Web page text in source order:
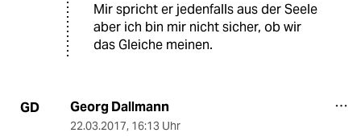
Mir spricht er jedenfalls aus der Seele
aber ich bin mir nicht sicher, ob wir
das Gleiche meinen.
GD Georg Dallmann
22.03.2017, 16:13 Uhr